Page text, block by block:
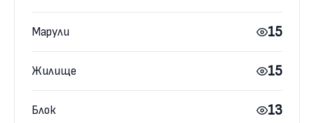
Марули 15
Жилище 15
Блок 13